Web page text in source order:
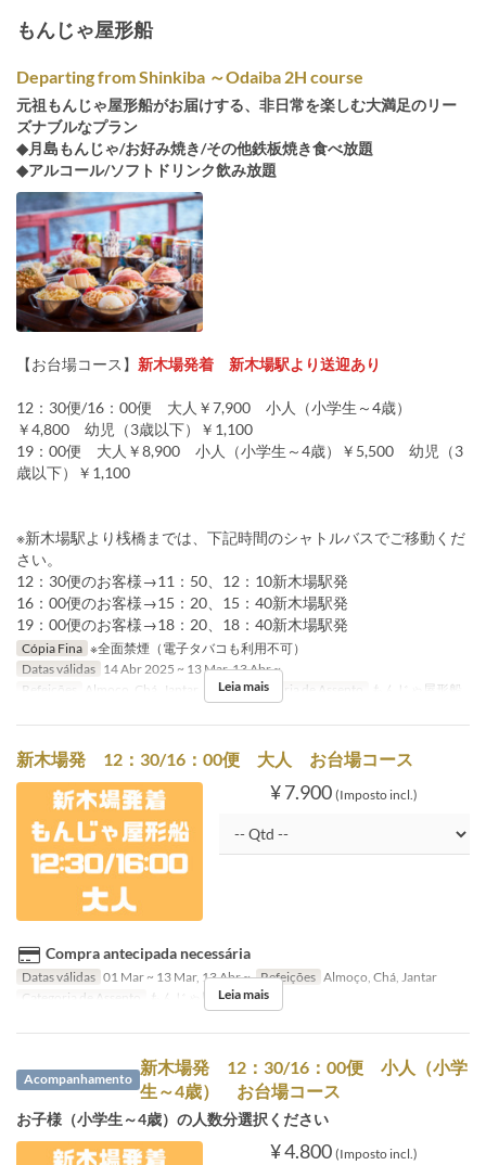
もんじゃ屋形船
Departing from Shinkiba ～Odaiba 2H course
元祖もんじゃ屋形船がお届けする、非日常を楽しむ大満足のリー
ズナブルなプラン
◆月島もんじゃ/お好み焼き/その他鉄板焼き食べ放題
◆アルコール/ソフトドリンク飲み放題
【お台場コース】 新木場発着 新木場駅より送迎あり
12：30便/16：00便 大人￥7,900 小人（小学生～4歳）
￥4,800 幼児（3歳以下）￥1,100
19：00便 大人￥8,900 小人（小学生～4歳）￥5,500 幼児（3
歳以下）￥1,100
※新木場駅より桟橋までは、下記時間のシャトルバスでご移動くだ
さい。
12：30便のお客様→11：50、12：10新木場駅発
16：00便のお客様→15：20、15：40新木場駅発
19：00便のお客様→18：20、18：40新木場駅発
Cópia Fina ※全面禁煙（電子タバコも利用不可）
Datas válidas 14 Abr 2025 ~ 13 Mar, 13 Abr ~
Refeições
Almoço, Chá, Jantar, Noite Categoria de Assento もんじゃ屋形船
Leia mais
新木場発 12：30/16：00便 大人 お台場コース
¥ 7.900 (Imposto incl.)
Compra antecipada necessária
Datas válidas 01 Mar ~ 13 Mar, 13 Abr ~ Refeições Almoço, Chá, Jantar
Categoria de Assento
もんじゃ屋形船Leia mais
Acompanhamento
新木場発 12：30/16：00便 小人（小学
生～4歳） お台場コース
お子様（小学生～4歳）の人数分選択ください
¥ 4.800 (Imposto incl.)